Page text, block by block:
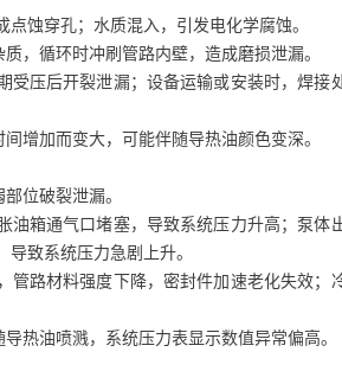
蚀穿孔；水质混入，引发电化学腐蚀。
，循环时冲刷管路内壁，造成磨损泄漏。
压后开裂泄漏；设备运输或安装时，焊接
增加而变大，可能伴随导热油颜色变深。
位破裂泄漏。
箱通气口堵塞，导致系统压力升高；泵体
致系统压力急剧上升。
路材料强度下降，密封件加速老化失效；
热油喷溅，系统压力表显示数值异常偏高。